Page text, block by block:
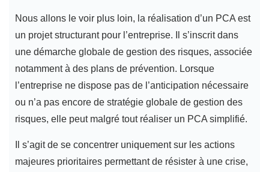
Nous allons le voir plus loin, la réalisation d’un PCA est
un projet structurant pour l’entreprise. Il s’inscrit dans
une démarche globale de gestion des risques, associée
notamment à des plans de prévention. Lorsque
l’entreprise ne dispose pas de l’anticipation nécessaire
ou n’a pas encore de stratégie globale de gestion des
risques, elle peut malgré tout réaliser un PCA simplifié.
Il s’agit de se concentrer uniquement sur les actions
majeures prioritaires permettant de résister à une crise,